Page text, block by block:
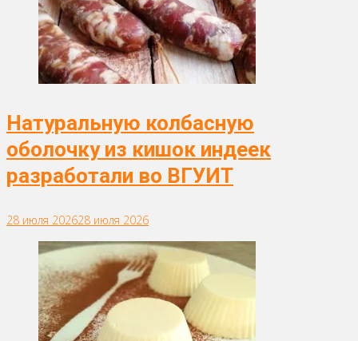
Натуральную колбасную
оболочку из кишок индеек
разработали во ВГУИТ
28 июля 202628 июля 2026